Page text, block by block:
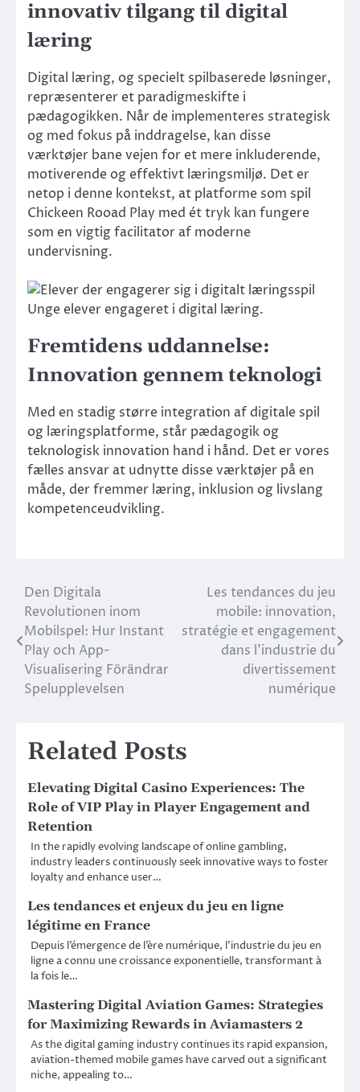
innovativ tilgang til digital
læring
Digital læring, og specielt spilbaserede løsninger,
repræsenterer et paradigmeskifte i
pædagogikken. Når de implementeres strategisk
og med fokus på inddragelse, kan disse
værktøjer bane vejen for et mere inkluderende,
motiverende og effektivt læringsmiljø. Det er
netop i denne kontekst, at platforme som spil
Chickeen Rooad Play med ét tryk kan fungere
som en vigtig facilitator af moderne
undervisning.
Unge elever engageret i digital læring.
Fremtidens uddannelse:
Innovation gennem teknologi
Med en stadig større integration af digitale spil
og læringsplatforme, står pædagogik og
teknologisk innovation hand i hånd. Det er vores
fælles ansvar at udnytte disse værktøjer på en
måde, der fremmer læring, inklusion og livslang
kompetenceudvikling.
Post
navigation
Den Digitala
Revolutionen inom
Mobilspel: Hur Instant
Play och App-
Visualisering Förändrar
Spelupplevelsen
Les tendances du jeu
mobile: innovation,
stratégie et engagement
dans l’industrie du
divertissement
numérique
Related Posts
Elevating Digital Casino Experiences: The
Role of VIP Play in Player Engagement and
Retention
In the rapidly evolving landscape of online gambling,
industry leaders continuously seek innovative ways to foster
loyalty and enhance user…
Les tendances et enjeux du jeu en ligne
légitime en France
Depuis l’émergence de l’ère numérique, l’industrie du jeu en
ligne a connu une croissance exponentielle, transformant à
la fois le…
Mastering Digital Aviation Games: Strategies
for Maximizing Rewards in Aviamasters 2
As the digital gaming industry continues its rapid expansion,
aviation-themed mobile games have carved out a significant
niche, appealing to…